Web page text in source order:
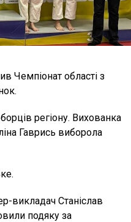
Чемпіонат області з
регіону. Вихованка
Гаврись виборола
викладач Станіслав
подяку за